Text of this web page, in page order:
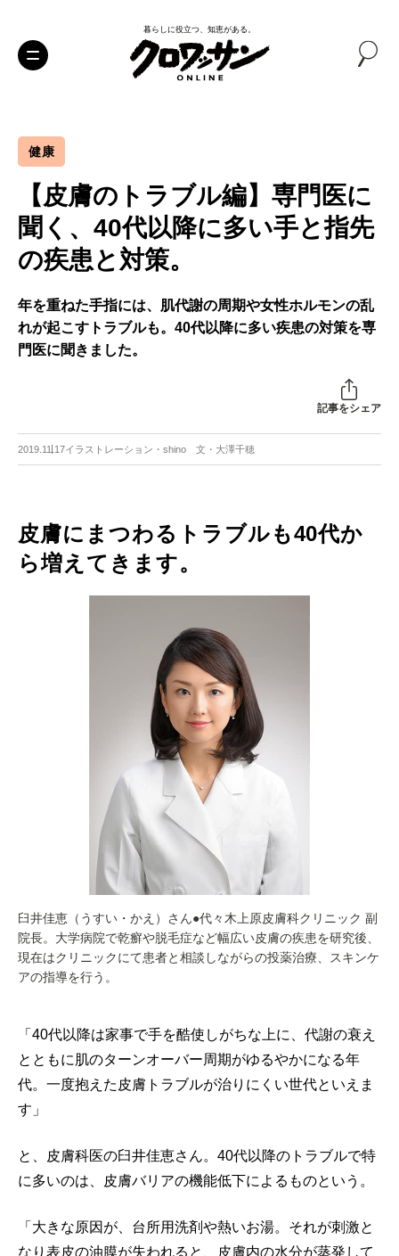
暮らしに役立つ、知恵がある。
健康
【皮膚のトラブル編】専門医に
聞く、40代以降に多い手と指先
の疾患と対策。
年を重ねた手指には、肌代謝の周期や女性ホルモンの乱
れが起こすトラブルも。40代以降に多い疾患の対策を専
門医に聞きました。
記事をシェア
2019.11.17イラストレーション・shino 文・大澤千穂
皮膚にまつわるトラブルも40代か
ら増えてきます。
臼井佳恵（うすい・かえ）さん●代々木上原皮膚科クリニック 副
院長。大学病院で乾癬や脱毛症など幅広い皮膚の疾患を研究後、
現在はクリニックにて患者と相談しながらの投薬治療、スキンケ
アの指導を行う。
「40代以降は家事で手を酷使しがちな上に、代謝の衰え
とともに肌のターンオーバー周期がゆるやかになる年
代。一度抱えた皮膚トラブルが治りにくい世代といえま
す」
と、皮膚科医の臼井佳恵さん。40代以降のトラブルで特
に多いのは、皮膚バリアの機能低下によるものという。
「大きな原因が、台所用洗剤や熱いお湯。それが刺激と
なり表皮の油膜が失われると、皮膚内の水分が蒸発して